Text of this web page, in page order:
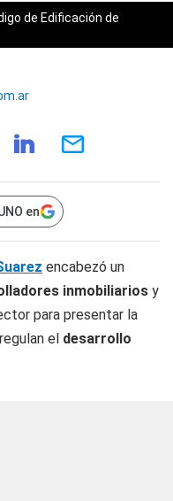
de Edificación de
en
encabezó un
inmobiliarios y
para presentar la
el desarrollo